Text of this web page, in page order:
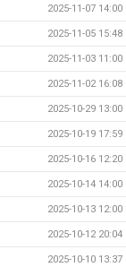
2025-11-07 14:00
2025-11-05 15:48
2025-11-03 11:00
2025-11-02 16:08
2025-10-29 13:00
2025-10-19 17:59
2025-10-16 12:20
2025-10-14 14:00
2025-10-13 12:00
2025-10-12 20:04
2025-10-10 13:37